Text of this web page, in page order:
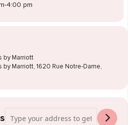
-4:00 pm
by Marriott
Marriott, 1620 Rue Notre-Dame,
Address - Vente de robes de mariée